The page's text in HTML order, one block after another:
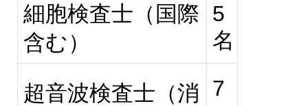
細胞検査士（国際
含む）
5
名
超音波検査士（消
7